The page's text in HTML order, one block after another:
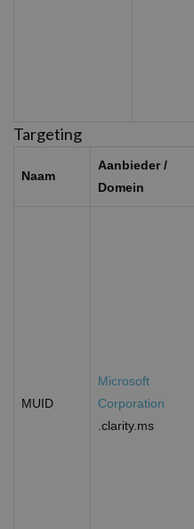
Targeting
Naam
Aanbieder /
Domein
MUID
Microsoft
Corporation
.clarity.ms